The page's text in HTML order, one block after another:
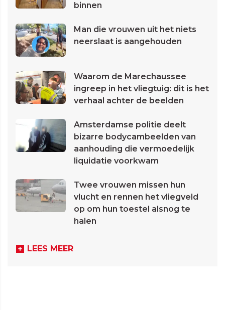
binnen
Man die vrouwen uit het niets
neerslaat is aangehouden
Waarom de Marechaussee
ingreep in het vliegtuig: dit is het
verhaal achter de beelden
Amsterdamse politie deelt
bizarre bodycambeelden van
aanhouding die vermoedelijk
liquidatie voorkwam
Twee vrouwen missen hun
vlucht en rennen het vliegveld
op om hun toestel alsnog te
halen
LEES MEER